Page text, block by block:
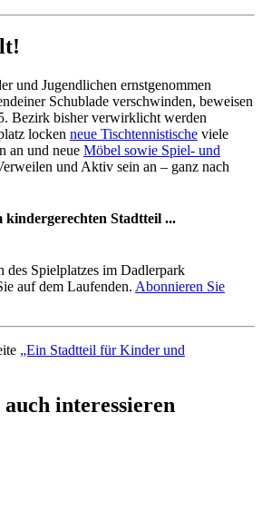
und Jugendlichen ernstgenommen
Schublade verschwinden, beweisen
Bezirk bisher verwirklicht werden
locken neue Tischtennistische viele
an und neue Möbel sowie Spiel- und
und Aktiv sein an – ganz nach
kindergerechten Stadtteil ...
Spielplatzes im Dadlerpark
auf dem Laufenden. Abonnieren Sie
„Ein Stadtteil für Kinder und
interessieren